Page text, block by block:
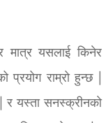
यसलाई किनेर
प्रयोग राम्रो हुन्छ |
र यस्ता सनस्क्रीनको